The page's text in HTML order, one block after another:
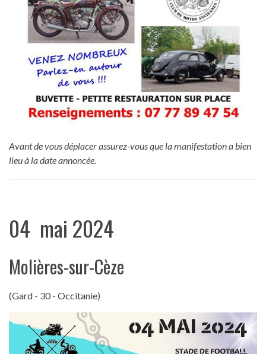
Avant de vous déplacer assurez-vous que la manifestation a bien
lieu à la date annoncée.
04 mai 2024
Molières-sur-Cèze
(Gard - 30 - Occitanie)